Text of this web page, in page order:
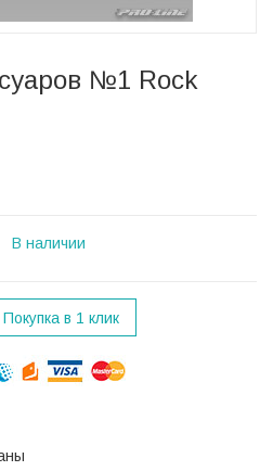
№1 Rock
В наличии
Покупка в 1 клик